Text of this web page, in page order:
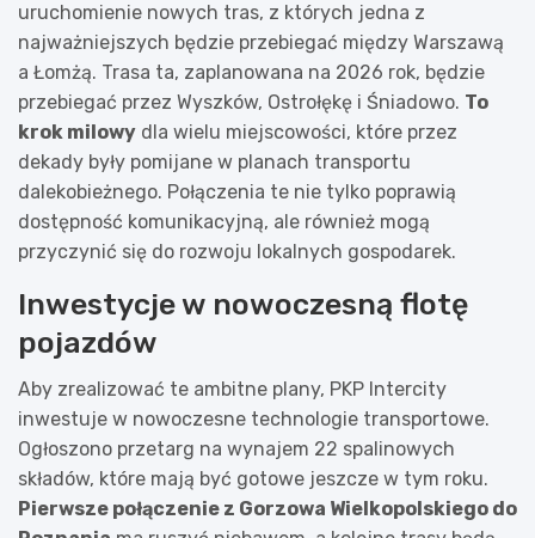
uruchomienie nowych tras, z których jedna z
najważniejszych będzie przebiegać między Warszawą
a Łomżą. Trasa ta, zaplanowana na 2026 rok, będzie
przebiegać przez Wyszków, Ostrołękę i Śniadowo. To
krok milowy dla wielu miejscowości, które przez
dekady były pomijane w planach transportu
dalekobieżnego. Połączenia te nie tylko poprawią
dostępność komunikacyjną, ale również mogą
przyczynić się do rozwoju lokalnych gospodarek.
Inwestycje w nowoczesną flotę
pojazdów
Aby zrealizować te ambitne plany, PKP Intercity
inwestuje w nowoczesne technologie transportowe.
Ogłoszono przetarg na wynajem 22 spalinowych
składów, które mają być gotowe jeszcze w tym roku.
Pierwsze połączenie z Gorzowa Wielkopolskiego do